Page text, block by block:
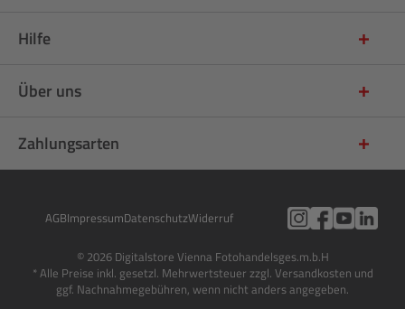
Hilfe
Über uns
Zahlungsarten
AGBImpressumDatenschutzWiderruf
© 2026 Digitalstore Vienna Fotohandelsges.m.b.H
* Alle Preise inkl. gesetzl. Mehrwertsteuer zzgl. Versandkosten und
ggf. Nachnahmegebühren, wenn nicht anders angegeben.